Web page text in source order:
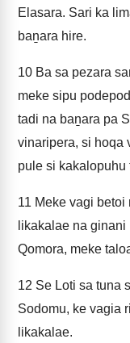
Elasara. Sari ka
baṉara hire.
10 Ba sa pezara
meke sipu
tadi na baṉara pa
vinaripera, si hoqa
pule si kakalopuhu
11 Meke vagi betoi
likakalae na
Qomora, meke
12 Se Loti sa tuna
Sodomu, ke vagia
likakalae.